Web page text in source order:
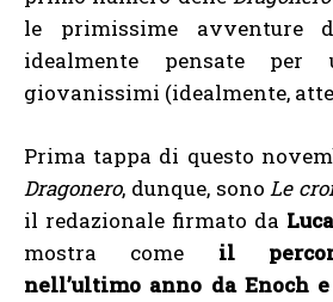
le primissime avventure
idealmente pensate
giovanissimi (idealmente,
Prima tappa di questo
Dragonero, dunque, sonoLe
il redazionale firmato da
mostra come il
nell’ultimo anno da Enoch